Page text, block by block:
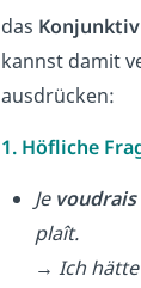
das
kannst damit
ausdrücken:
1. Höfliche
Je voudrais
plaît.
→ Ich hätte